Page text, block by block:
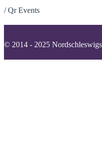
/Qr Events
© 2014 - 2025